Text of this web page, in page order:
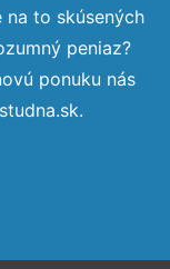
na to skúsených
peniaz?
ponuku nás